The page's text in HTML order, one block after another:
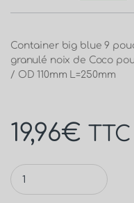
Container big blue 9
granulé noix de Coco
/ OD 110mm L=250mm
19,96€ TTC